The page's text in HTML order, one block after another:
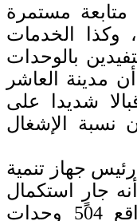
متابعة مستمرة
وكذا الخدمات
بالوحدات
مدينة العاشر
شديدا على
نسبة الإشغال
جهاز تنمية
جارٍ استكمال
أعمال تنفيذ 21 عمارة بواقع 504 وحدات